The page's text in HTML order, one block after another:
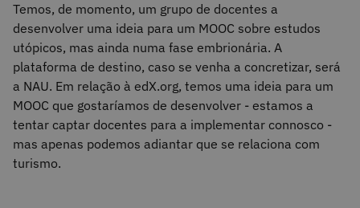
Temos, de momento, um grupo de docentes a
desenvolver uma ideia para um MOOC sobre estudos
utópicos, mas ainda numa fase embrionária. A
plataforma de destino, caso se venha a concretizar, será
a NAU. Em relação à edX.org, temos uma ideia para um
MOOC que gostaríamos de desenvolver - estamos a
tentar captar docentes para a implementar connosco -
mas apenas podemos adiantar que se relaciona com
turismo.